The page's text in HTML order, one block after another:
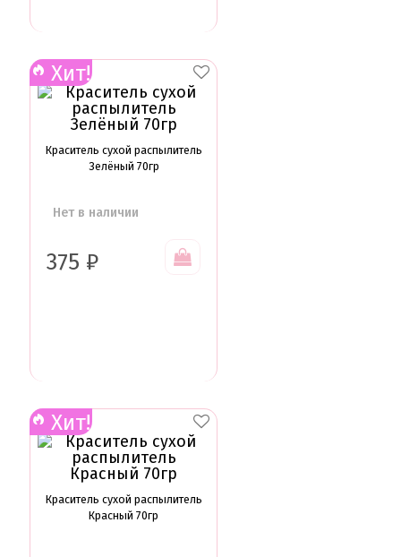
Хит!
Краситель сухой распылитель
Зелёный 70гр
Нет в наличии
375 ₽
Хит!
Краситель сухой распылитель
Красный 70гр